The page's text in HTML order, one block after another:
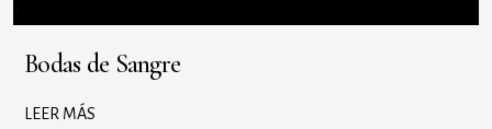
Bodas de Sangre
LEER MÁS